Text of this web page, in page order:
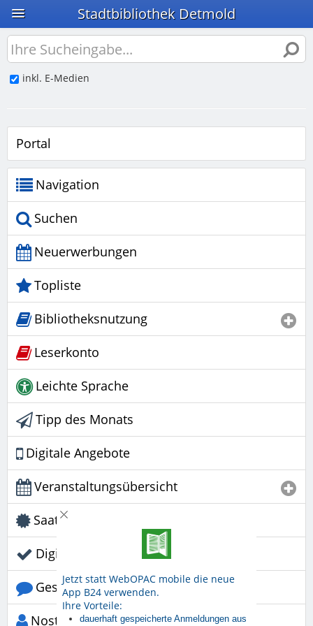
Stadtbibliothek Detmold
inkl. E-Medien
Portal
Navigation
Suchen
Neuerwerbungen
Topliste
Bibliotheksnutzung
Leserkonto
Leichte Sprache
Tipp des Monats
Digitale Angebote
Veranstaltungsübersicht
Saatgutbibliothek
Digitalcheck NRW
Gesprächskreis
Nostalgie-Nachmittage
Jetzt statt WebOPAC mobile die neue
App B24 verwenden.
Ihre Vorteile:
dauerhaft gespeicherte Anmeldungen aus